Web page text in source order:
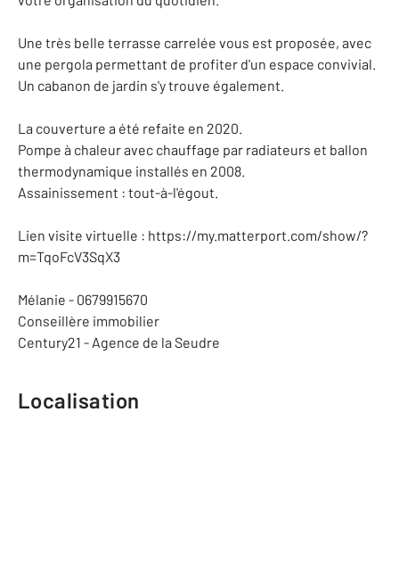
Une très belle terrasse carrelée vous est proposée, avec
une pergola permettant de profiter d'un espace convivial.
Un cabanon de jardin s'y trouve également.
La couverture a été refaite en 2020.
Pompe à chaleur avec chauffage par radiateurs et ballon
thermodynamique installés en 2008.
Assainissement : tout-à-l'égout.
Lien visite virtuelle : https://my.matterport.com/show/?
m=TqoFcV3SqX3
Mélanie - 0679915670
Conseillère immobilier
Century21 - Agence de la Seudre
Localisation